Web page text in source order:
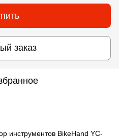
заказ
инструментов BikeHand YC-